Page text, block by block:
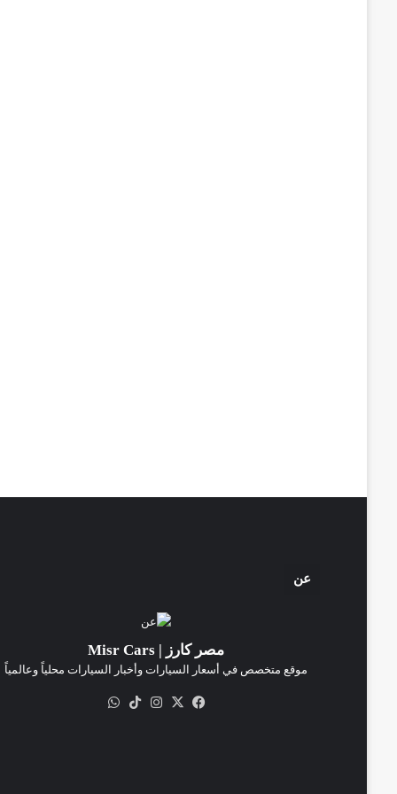
عن
مصر كارز | Misr Cars
موقع متخصص في أسعار السيارات وأخبار السيارات محلياً وعالمياً
فيسبوك
‫X انستقرام‫TikTok